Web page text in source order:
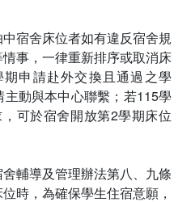
宿舍床位者如有違反宿舍規
事，一律重新排序或取消床
申請赴外交換且通過之學
動與本中心聯繫；若115學
可於宿舍開放第2學期床位
輔導及管理辦法第八、九條
時，為確保學生住宿意願，